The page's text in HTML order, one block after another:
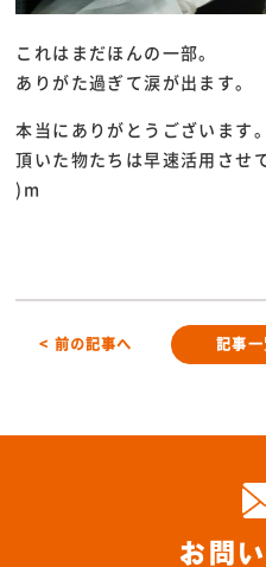
これはまだほんの一部。
ありがた過ぎて涙が出ます。
本当にありがとうございます。
頂いた物たちは早速活用させ
)m
< 前の記事へ 記事
お問